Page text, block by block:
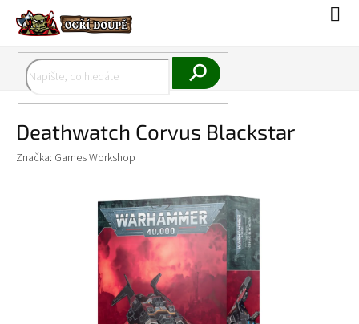
obsah
Deathwatch Corvus Blackstar
Značka: Games Workshop